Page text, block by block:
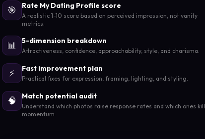
🎯 Rate My Dating Profile score
A realistic 1-10 score based on perceived impression, not vanity
metrics.
📊 5-dimension breakdown
Attractiveness, confidence, approachability, style, and charisma.
⚡ Fast improvement plan
Practical fixes for expression, framing, lighting, and styling.
🧠 Match potential audit
Understand which photos raise response rates and which ones kill
momentum.